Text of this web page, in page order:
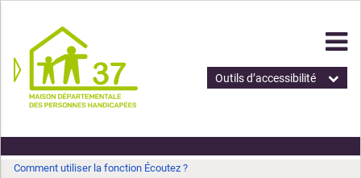
Outils d’accessibilité
Comment utiliser la fonction Écoutez ?